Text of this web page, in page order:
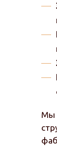
Мы